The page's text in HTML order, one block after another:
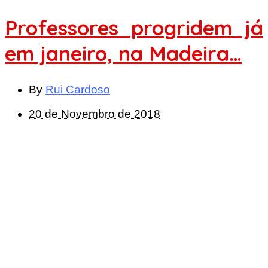
Professores progridem já
em janeiro, na Madeira…
By Rui Cardoso
20 de Novembro de 2018